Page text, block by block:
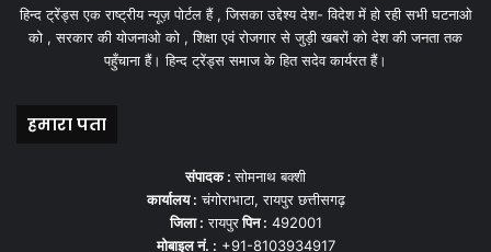
हिन्द ट्रेंड्स एक राष्ट्रीय न्यूज़ पोर्टल हैं , जिसका उद्देश्य देश- विदेश में हो रही सभी घटनाओ
को , सरकार की योजनाओ को , शिक्षा एवं रोजगार से जुड़ी खबरों को देश की जनता तक
पहुँचाना हैं। हिन्द ट्रेंड्स समाज के हित सदेव कार्यरत हैं।
हमारा पता
संपादक :सोमनाथ बक्शी
कार्यालय : चंगोराभाटा, रायपुर छत्तीसगढ़
जिला : रायपुरपिन : 492001
मोबाइल नं. : +91-8103934917